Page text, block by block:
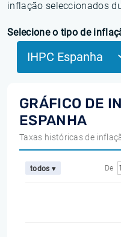
inflação seleccionados
Selecione o tipo de
IHPC Espanha
GRÁFICO DE
ESPANHA
Taxas históricas de
todos ▾ De